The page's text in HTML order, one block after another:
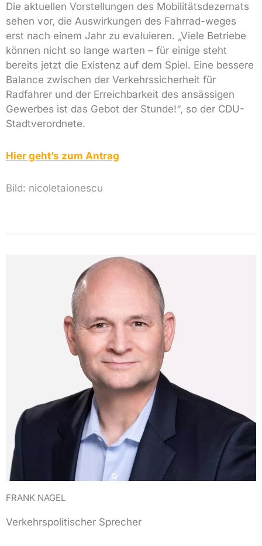
Die aktuellen Vorstellungen des Mobilitätsdezernats
sehen vor, die Auswirkungen des Fahrrad-weges
erst nach einem Jahr zu evaluieren. „Viele Betriebe
können nicht so lange warten – für einige steht
bereits jetzt die Existenz auf dem Spiel. Eine bessere
Balance zwischen der Verkehrssicherheit für
Radfahrer und der Erreichbarkeit des ansässigen
Gewerbes ist das Gebot der Stunde!“, so der CDU-
Stadtverordnete.
Hier geht’s zum Antrag
Bild: nicoletaionescu
FRANK NAGEL
Verkehrspolitischer Sprecher